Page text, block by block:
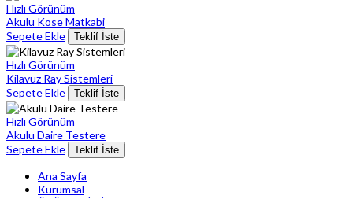
Hızlı Görünüm
Akulu Kose Matkabi
Sepete Ekle
Teklif İste
Hızlı Görünüm
Kilavuz Ray Sistemleri
Sepete Ekle
Teklif İste
Hızlı Görünüm
Akulu Daire Testere
Sepete Ekle
Teklif İste
Ana Sayfa
Kurumsal